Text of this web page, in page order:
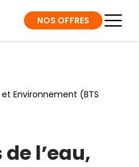
NOS OFFRES
Environnement (BTS
l’eau,